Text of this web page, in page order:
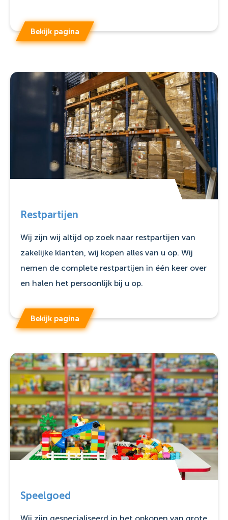
Bekijk pagina
Restpartijen
Wij zijn wij altijd op zoek naar restpartijen van
zakelijke klanten, wij kopen alles van u op. Wij
nemen de complete restpartijen in één keer over
en halen het persoonlijk bij u op.
Bekijk pagina
Speelgoed
Wij zijn gespecialiseerd in het opkopen van grote